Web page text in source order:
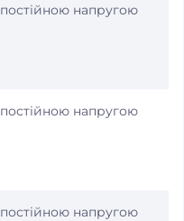
постійною напругою
постійною напругою
постійною напругою